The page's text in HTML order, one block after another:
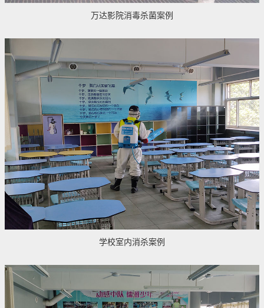
万达影院消毒杀菌案例
学校室内消杀案例